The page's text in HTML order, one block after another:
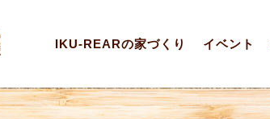
IKU-REARの家づくり イベント